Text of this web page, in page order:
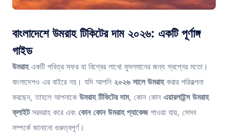
বাংলাদেশে উমরাহ টিকিটের দাম ২০২৬: একটি পূর্ণাঙ্গ
গাইড
উমরাহএকটি পবিত্র সফর যা বিশ্বের লাখো মুসলমানের জন্য স্বপ্নের মতো।
বাংলাদেশও এর বাইরে নয়। যদি আপনি ২০২৬ সালে উমরাহকরার পরিকল্পনা
করছেন, তাহলে আপনাকে উমরাহ টিকিটের দাম, কোন কোন এয়ারলাইন্স উমরাহ
ফ্লাইটসরবরাহ করে এবং কোন কোন উমরাহ প্যাকেজপাওয়া যায়, সেসব
সম্পর্কে জানানো গুরুত্বপূর্ণ।